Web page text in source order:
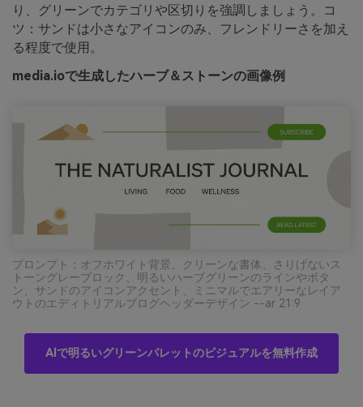
り、グリーンでカテゴリや区切りを強調しましょう。コ
ツ：サンドは小さなアイコンのみ、フレンドリーさを加え
る程度で使用。
media.ioで生成したハーブ＆ストーンの画像例
プロンプト：オフホワイト背景、クリーンな書体、さりげないス
トーングレーブロック、明るいハーブグリーンのラインやボタ
ン、サンドのアイコンアクセント、ミニマルでエアリーなレイア
ウトのエディトリアルブログヘッダーデザイン --ar 21:9
AIで明るいグリーンパレットのビジュアルを無料作成